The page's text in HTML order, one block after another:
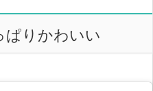
ぱりかわいい